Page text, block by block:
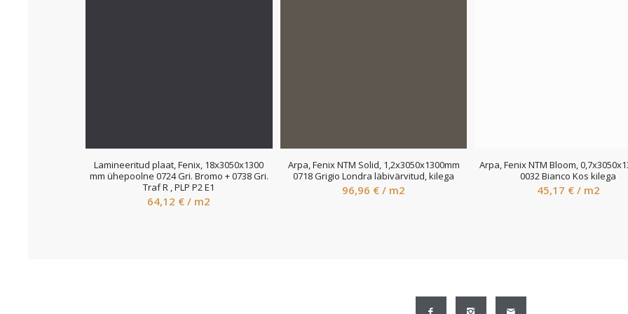
Lamineeritud plaat, Fenix, 18x3050x1300
mm ühepoolne 0724 Gri. Bromo + 0738 Gri.
Traf R , PLP P2 E1
64,12 € / m2
Arpa, Fenix NTM Solid, 1,2x3050x1300mm
0718 Grigio Londra läbivärvitud, kilega
96,96 € / m2
Arpa, Fenix NTM Bloom,
0032 Bianco Kos kilega
45,17 € / m2